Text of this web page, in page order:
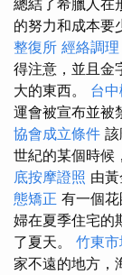
總結了希臘人在
的努力和成本要
整復所 經絡調理
得注意，並且金
大的東西。 台
運會被宣布並被
協會成立條件
世紀的某個時候
底按摩證照 由
態矯正 有一個
婦在夏季住宅的
了夏天。 竹東
家不遠的地方，